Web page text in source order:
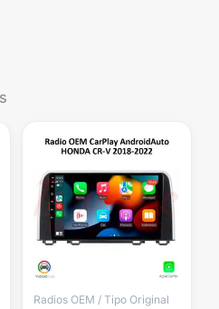
Radios OEM / Tipo Original